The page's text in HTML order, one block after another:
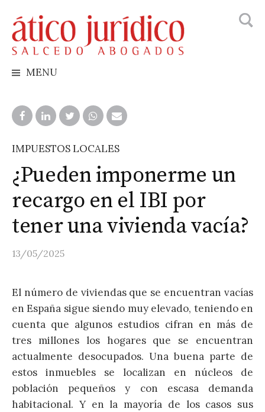
to
content
MENU
IMPUESTOS LOCALES
¿Pueden imponerme un
recargo en el IBI por
tener una vivienda vacía?
13/05/2025
El número de viviendas que se encuentran vacías
en España sigue siendo muy elevado, teniendo en
cuenta que algunos estudios cifran en más de
tres millones los hogares que se encuentran
actualmente desocupados. Una buena parte de
estos inmuebles se localizan en núcleos de
población pequeños y con escasa demanda
habitacional. Y en la mayoría de los casos sus